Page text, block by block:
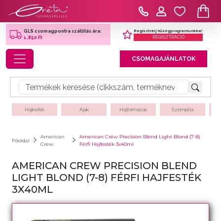
GLS csomagpontra szállítás ára:
1,850 Ft
Regisztrálj hűségprogramunkba!
REGISZTRÁCIÓ
Toggle navigation CSOMAGAJÁNLATOK
Hajkefék Ajak Hajformázás Szempilla
Főoldal
American
Crew
American Crew Precision Blend Light Blond (7-8)
Férfi Hajfesték 3x40ml
AMERICAN CREW PRECISION BLEND
LIGHT BLOND (7-8) FÉRFI HAJFESTÉK
3X40ML